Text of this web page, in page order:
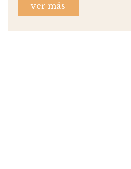
ver más